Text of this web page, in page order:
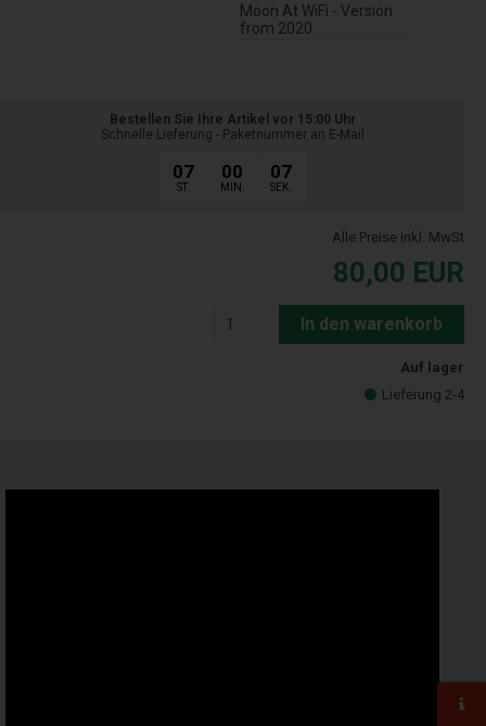
Moon At WiFi - Version
from 2020
Bestellen Sie Ihre Artikel vor 15:00 Uhr
Schnelle Lieferung - Paketnummer an E-Mail
07
ST.
00
MIN.
06
SEK.
Alle Preise inkl. MwSt
80,00 EUR
In den warenkorb
Auf lager
Lieferung 2-4